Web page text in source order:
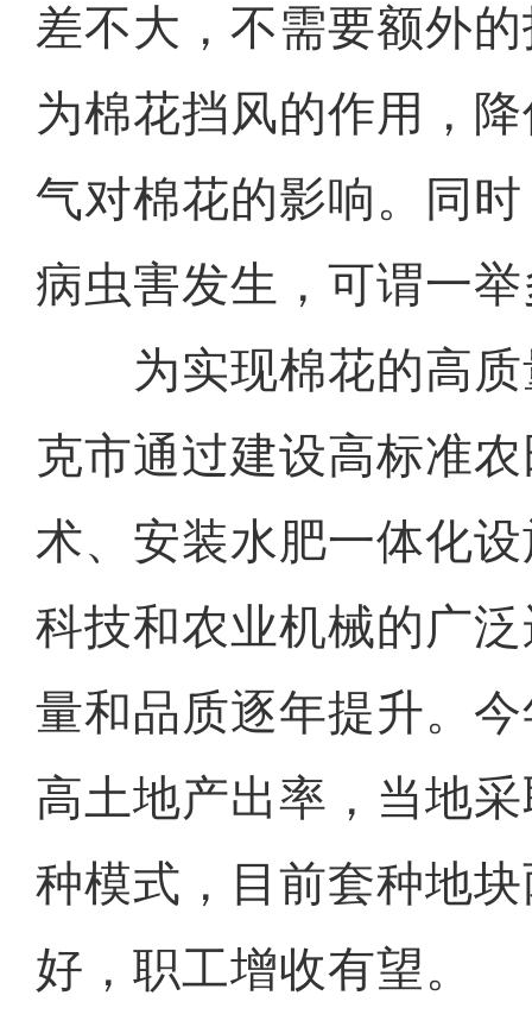
差不大，不需要额外
为棉花挡风的作用，
气对棉花的影响。同
病虫害发生，可谓一举
为实现棉花的高质
克市通过建设高标准
术、安装水肥一体化
科技和农业机械的广
量和品质逐年提升。
高土地产出率，当地采
种模式，目前套种地
好，职工增收有望。